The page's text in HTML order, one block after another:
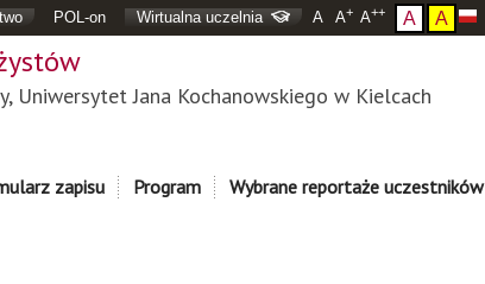
POL-on Wirtualna uczelnia A A+ A++ A A
Uniwersytet Jana Kochanowskiego w Kielcach
zapisu Program Wybrane reportaże uczestników